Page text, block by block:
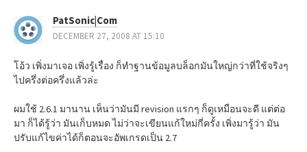
g
a
t
o
PatSonic|Com
DECEMBER 27, 2008 AT 15:10
โอ้ว เพิ่งมาเจอ เพิ่งรู้เรื่อง ก็ทำฐานข้อมูลบล็อกมันใหญ่กว่าที่ใช้จริงๆ
ไปครึ่งต่อครึ่งแล้วล่ะ
ผมใช้ 2.6.1 มานาน เห็นว่ามันมี revision แรกๆ ก็ดูเหมือนจะดี แต่ต่อ
มา ก็ได้รู้ว่า มันเก็บหมด ไม่ว่าจะเขียนแก้ใหม่กี่ครั้ง เพิ่งมารู้ว่า มัน
ปรับแก้ไขค่าได้ก็ตอนจะอัพเกรดเป็น 2.7